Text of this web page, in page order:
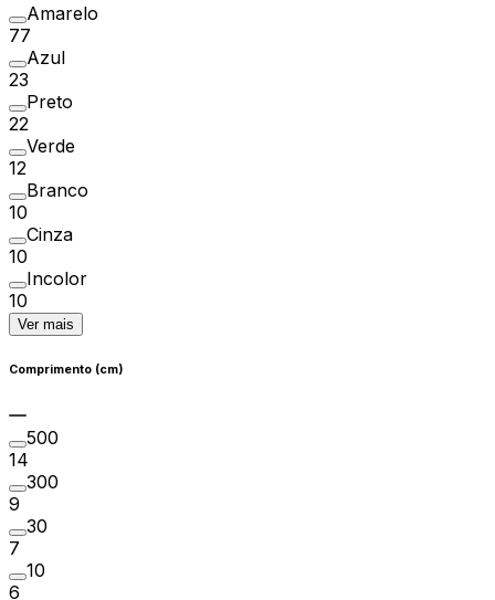
Amarelo
77
Azul
23
Preto
22
Verde
12
Branco
10
Cinza
10
Incolor
10
Ver mais
Comprimento (cm)
500
14
300
9
30
7
10
6